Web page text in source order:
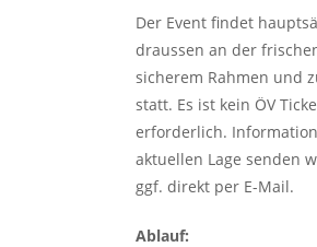
Der Event findet
draussen an der
sicherem Rahmen und
statt. Es ist kein ÖV
erforderlich.
aktuellen Lage senden
ggf. direkt per E-Mail.
Ablauf: